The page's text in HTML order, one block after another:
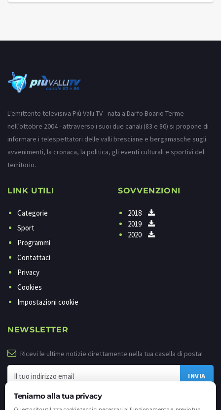
Teniamo alla tua privacy
L’emittente televisiva Più Valli TV - nata a Darfo Boario Terme
nell’ottobre 2004 - attraverso i suoi due canali (83 e 86) si propone di
informare i telespettatori delle valli bresciane e bergamasche sugli
avvenimenti, la cronaca, la politica, gli eventi culturali e sportivi del
territorio.
LINK UTILI
Categorie
Sport
Programmi
Contattaci
Privacy
Cookies
Impostazioni cookie
SOVVENZIONI
2018
2019
2020
NEWSLETTER
Ricevi le ultime notizie direttamente nella tua casella di posta!